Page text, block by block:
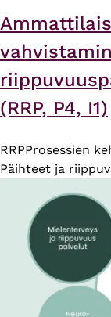
(RRP, P4, I1)
RRPProsessien
Päihteet ja